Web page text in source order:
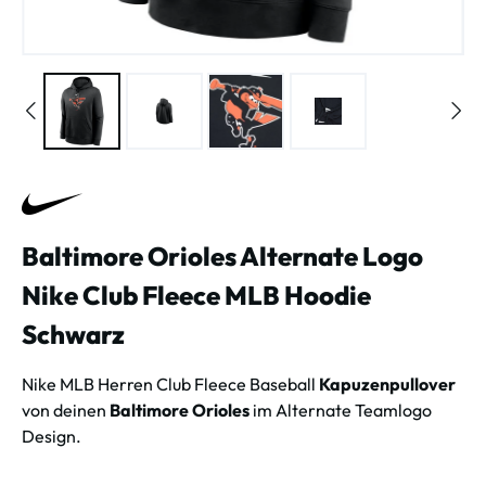
Baltimore Orioles Alternate Logo
Nike Club Fleece MLB Hoodie
Schwarz
Nike MLB Herren Club Fleece Baseball Kapuzenpullover
von deinen Baltimore Orioles im Alternate Teamlogo
Design.